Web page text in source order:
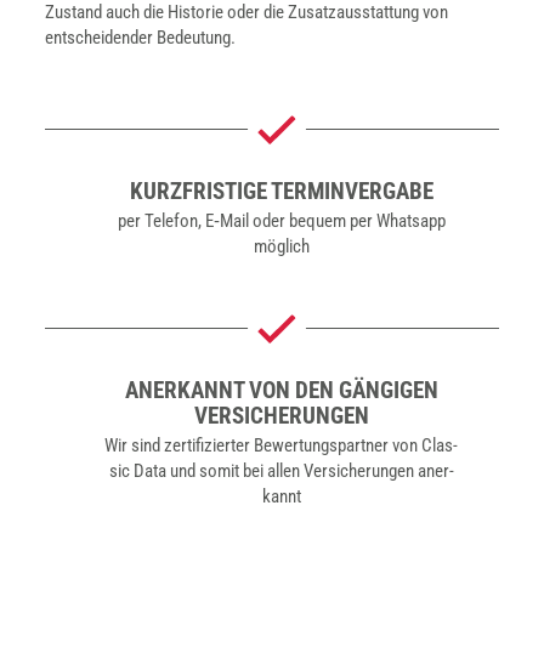
Zustand auch die Historie oder die Zusatzausstattung von
entscheidender Bedeutung.
KURZ­FRIS­TI­GE TER­MIN­VER­GA­BE
per Tele­fon, E‑Mail oder bequem per Whats­app
mög­lich
ANER­KANNT VON DEN GÄN­GI­GEN
VER­SI­CHE­RUN­GEN
Wir sind zer­ti­fi­zier­ter Bewer­tungs­part­ner von Clas­
sic Data und somit bei allen Ver­si­che­run­gen aner­
kannt